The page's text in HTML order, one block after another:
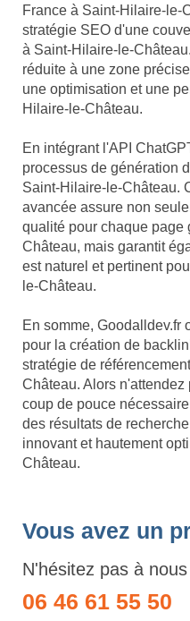
France à Saint-Hilaire-le-
stratégie SEO d'une
à Saint-Hilaire-le-
réduite à une zone
une optimisation et une
Hilaire-le-Château.
En intégrant l'API
processus de génération
Saint-Hilaire-le-Château.
avancée assure non
qualité pour chaque
Château, mais garantit
est naturel et pertinent
le-Château.
En somme, Goodalldev.fr
pour la création de
stratégie de
Château. Alors
coup de pouce
des résultats de
innovant et hautement
Château.
Vous avez un
N'hésitez pas à
06 46 61 55 50